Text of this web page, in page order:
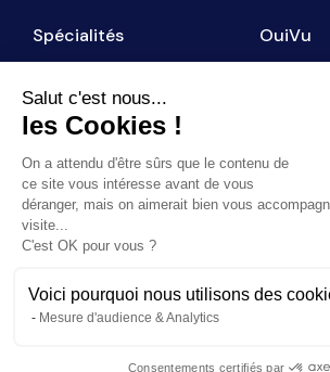
Spécialités
Opticiens
Audioprothésistes
OuiVu
Qui
Nous
Accès
Suivez-nous
©2026OuiVu. Tous droits
Salut c'est nous...
les Cookies !
On a attendu d'être sûrs que le contenu de
ce site vous intéresse avant de vous
déranger, mais on aimerait bien vous
visite...
C'est OK pour vous ?
Voici pourquoi nous utilisons des
Mesure d'audience & Analytics
Consentements certifiés par